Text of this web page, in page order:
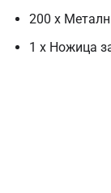
200 x
1 x Ножица